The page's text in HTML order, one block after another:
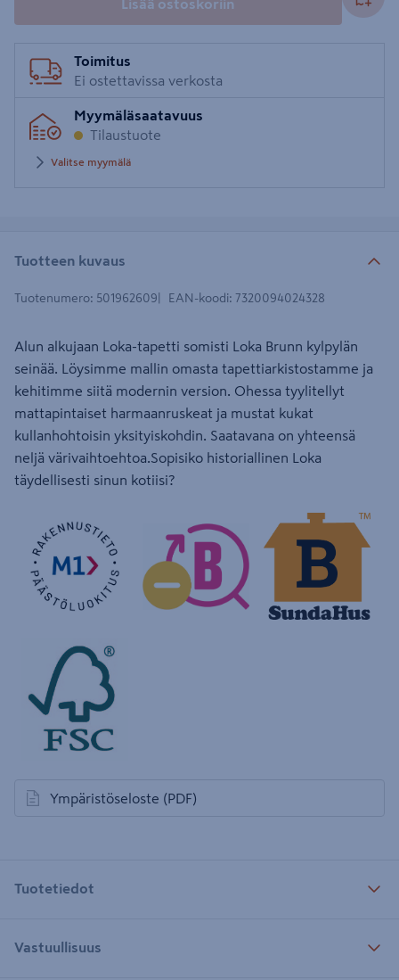
Lisää ostoskoriin
Toimitus
Ei ostettavissa verkosta
Myymäläsaatavuus
Tilaustuote
Valitse myymälä
Tuotteen kuvaus
Tuotenumero: 501962609 EAN-koodi: 7320094024328
Alun alkujaan Loka-tapetti somisti Loka Brunn kylpylän
seinää. Löysimme mallin omasta tapettiarkistostamme ja
kehitimme siitä modernin version. Ohessa tyylitellyt
mattapintaiset harmaanruskeat ja mustat kukat
kullanhohtoisin yksityiskohdin. Saatavana on yhteensä
neljä värivaihtoehtoa.Sopisiko historiallinen Loka
täydellisesti sinun kotiisi?
Ympäristöseloste (PDF)
avautuu uuteen välilehteen
Tuotetiedot
Vastuullisuus